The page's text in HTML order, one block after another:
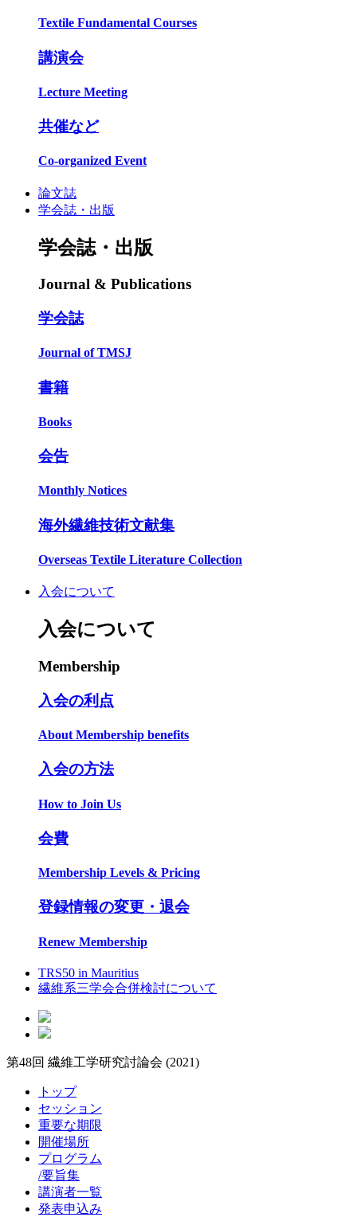
Textile Fundamental Courses
講演会
Lecture Meeting
共催など
Co-organized Event
論文誌
学会誌・出版
学会誌・出版
Journal & Publications
学会誌
Journal of TMSJ
書籍
Books
会告
Monthly Notices
海外繊維技術文献集
Overseas Textile Literature Collection
入会について
入会について
Membership
入会の利点
About Membership benefits
入会の方法
How to Join Us
会費
Membership Levels & Pricing
登録情報の変更・退会
Renew Membership
TRS50 in Mauritius
繊維系三学会合併検討について
第48回 繊維工学研究討論会 (2021)
トップ
セッション
重要な期限
開催場所
プログラム
/要旨集
講演者一覧
発表申込み